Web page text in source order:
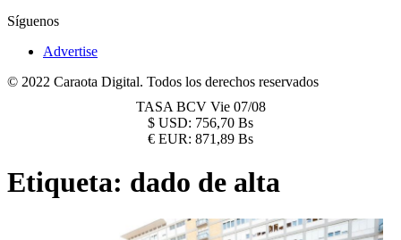
Síguenos
Advertise
© 2022 Caraota Digital. Todos los derechos reservados
TASA BCV Vie 07/08
$ USD: 756,70 Bs
€ EUR: 871,89 Bs
Etiqueta: dado de alta